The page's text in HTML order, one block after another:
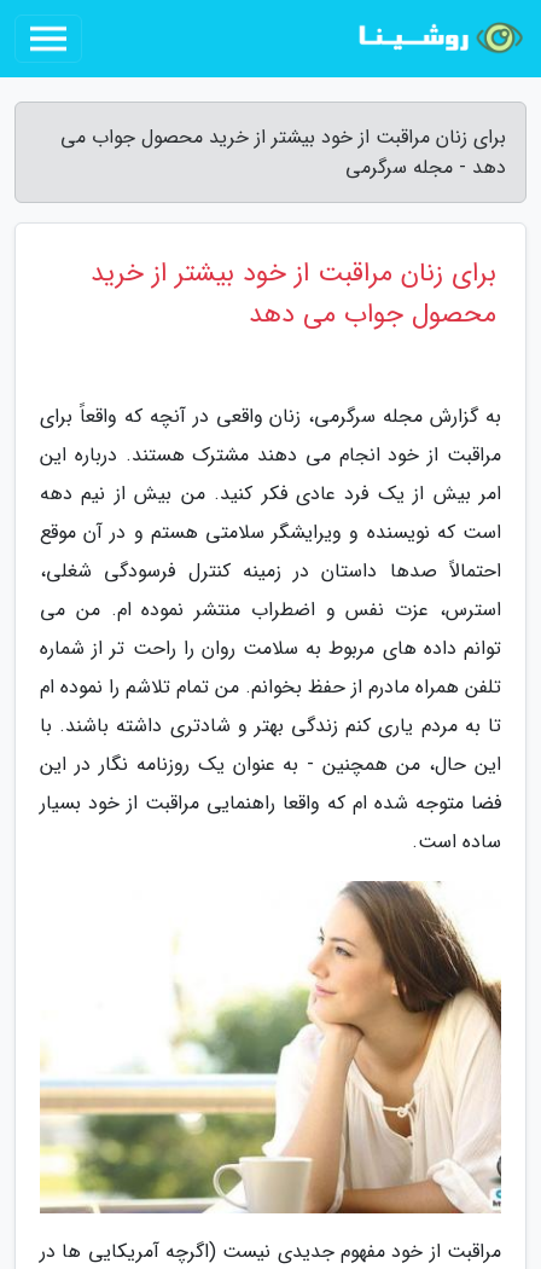
برای زنان مراقبت از خود بیشتر از خرید محصول جواب می
دهد - مجله سرگرمی
برای زنان مراقبت از خود بیشتر از خرید
محصول جواب می دهد
به گزارش مجله سرگرمی، زنان واقعی در آنچه که واقعاً برای
مراقبت از خود انجام می دهند مشترک هستند. درباره این
امر بیش از یک فرد عادی فکر کنید. من بیش از نیم دهه
است که نویسنده و ویرایشگر سلامتی هستم و در آن موقع
احتمالاً صدها داستان در زمینه کنترل فرسودگی شغلی،
استرس، عزت نفس و اضطراب منتشر نموده ام. من می
توانم داده های مربوط به سلامت روان را راحت تر از شماره
تلفن همراه مادرم از حفظ بخوانم. من تمام تلاشم را نموده ام
تا به مردم یاری کنم زندگی بهتر و شادتری داشته باشند. با
این حال، من همچنین - به عنوان یک روزنامه نگار در این
فضا متوجه شده ام که واقعا راهنمایی مراقبت از خود بسیار
ساده است.
مراقبت از خود مفهوم جدیدی نیست (اگرچه آمریکایی ها در